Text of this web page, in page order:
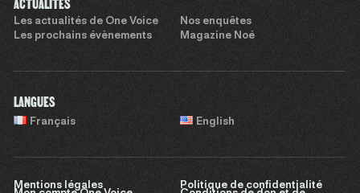
Les actualités de One Voice
Nos enquêtes
Les prochains évènements
Magazine Noé
LANGUES
Français English
Mentions légales
Politique de confidentialité